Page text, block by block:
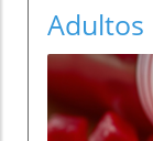
Adultos